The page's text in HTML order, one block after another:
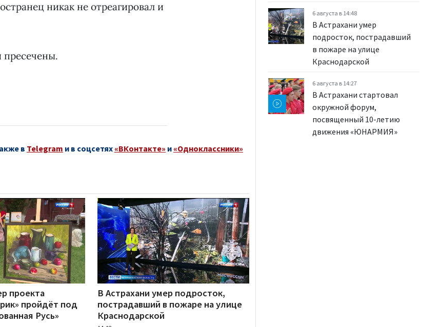
никак не отреагировал и
пресечены.
в Telegram и в соцсетях «ВКонтакте» и «Одноклассники»
проекта
пройдёт под
Русь»
В Астрахани умер подросток,
пострадавший в пожаре на улице
Краснодарской
6 августа в 14:48
В Астрахани умер
подросток, пострадавший
в пожаре на улице
Краснодарской
6 августа в 14:27
В Астрахани стартовал
окружной форум,
посвященный 10-летию
движения «ЮНАРМИЯ»